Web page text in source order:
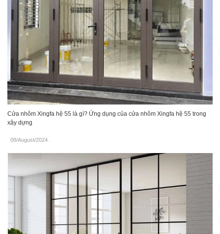
Cửa nhôm Xingfa hệ 55 là gì? Ứng dụng của cửa nhôm Xingfa hệ 55 trong
xây dựng
08/August/2024